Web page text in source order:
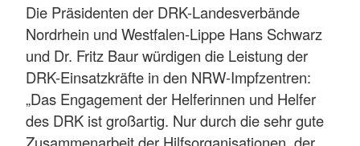
Die Präsidenten der DRK-Landesverbände
Nordrhein und Westfalen-Lippe Hans Schwarz
und Dr. Fritz Baur würdigen die Leistung der
DRK-Einsatzkräfte in den NRW-Impfzentren:
„Das Engagement der Helferinnen und Helfer
des DRK ist großartig. Nur durch die sehr gute